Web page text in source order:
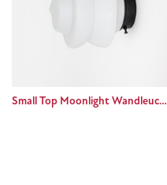
Small Top Moonlight Wandleuchte Basic black